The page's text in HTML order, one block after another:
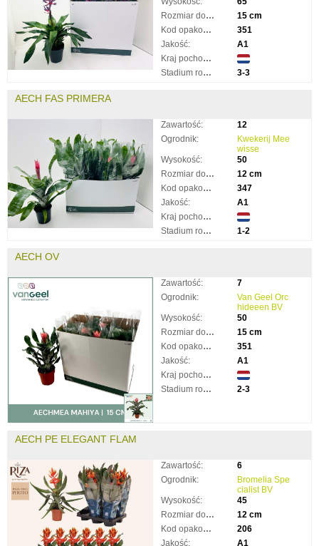
Rozmiar doniczki:
15 cm
Kod opakowania:
351
Jakość:
A1
Kraj pochodzenia:
Stadium rozkwitnięcia:
3-3
AECH FAS PRIMERA
Zawartość:
12
Ogrodnik:
Kwekerij Mee
wisse
Wysokość:
50
Rozmiar doniczki:
12 cm
Kod opakowania:
347
Jakość:
A1
Kraj pochodzenia:
Stadium rozkwitnięcia:
1-2
AECH OV
Zawartość:
7
Ogrodnik:
Van Geel Orc
hideeen BV
Wysokość:
50
Rozmiar doniczki:
15 cm
Kod opakowania:
351
Jakość:
A1
Kraj pochodzenia:
Stadium rozkwitnięcia:
2-3
AECH PE ELEGANT FLAM
Zawartość:
6
Ogrodnik:
Bromelia Spe
cialist BV
Wysokość:
45
Rozmiar doniczki:
12 cm
Kod opakowania:
206
Jakość:
A1